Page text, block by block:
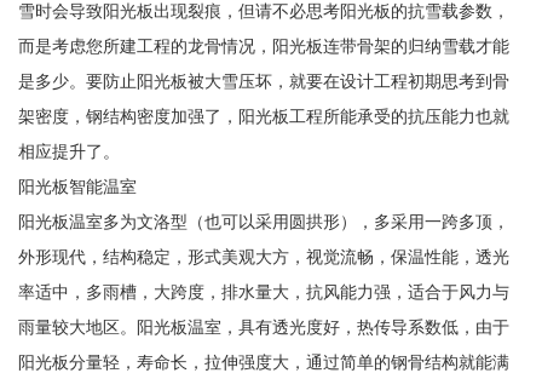
雪时会导致阳光板出现裂痕，但请不必思考阳光板的抗雪载参数，
而是考虑您所建工程的龙骨情况，阳光板连带骨架的归纳雪载才能
是多少。要防止阳光板被大雪压坏，就要在设计工程初期思考到骨
架密度，钢结构密度加强了，阳光板工程所能承受的抗压能力也就
相应提升了。
阳光板智能温室
阳光板温室多为文洛型（也可以采用圆拱形），多采用一跨多顶，
外形现代，结构稳定，形式美观大方，视觉流畅，保温性能，透光
率适中，多雨槽，大跨度，排水量大，抗风能力强，适合于风力与
雨量较大地区。阳光板温室，具有透光度好，热传导系数低，由于
阳光板分量轻，寿命长，拉伸强度大，通过简单的钢骨结构就能满